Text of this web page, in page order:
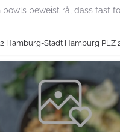
Hamburg-Stadt Hamburg PLZ